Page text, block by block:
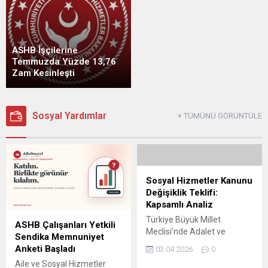
ASHB İşçilerine
Temmuzda Yüzde 13,76
Zam Kesinleşti
Sosyal Yardımlar + TÜMÜNÜ GÖRÜNTÜLE
ASHB Çalışanları Yetkili
Sendika Memnuniyet
Anketi Başladı
Aile ve Sosyal Hizmetler
Sosyal Hizmetler Kanunu
Değişiklik Teklifi:
Kapsamlı Analiz
Türkiye Büyük Millet
Meclisi’nde Adalet ve
Kalkınma Partisi
milletvekilleri tarafından
03.04.2026 0